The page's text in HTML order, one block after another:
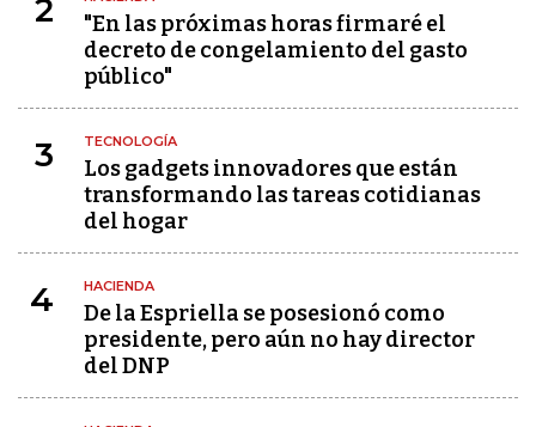
2
"En las próximas horas firmaré el
decreto de congelamiento del gasto
público"
3 TECNOLOGÍA
Los gadgets innovadores que están
transformando las tareas cotidianas
del hogar
4 HACIENDA
De la Espriella se posesionó como
presidente, pero aún no hay director
del DNP